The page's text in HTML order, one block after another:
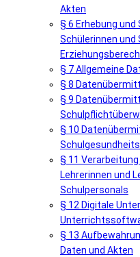
Akten
§ 6 Erhebung und
Schülerinnen und
§ 7 Allgemeine
§ 8
§ 9
§ 10
§ 11
Lehrerinnen und
Schulpersonals
§ 12 Digitale
§ 13
Daten und Akten